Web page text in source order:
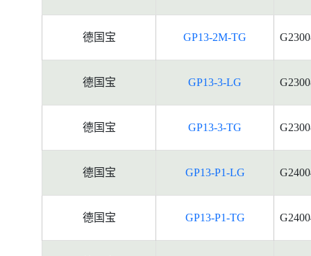
德国宝 GP13-2M-TG
德国宝 GP13-3-LG
德国宝 GP13-3-TG
德国宝 GP13-P1-LG
德国宝 GP13-P1-TG